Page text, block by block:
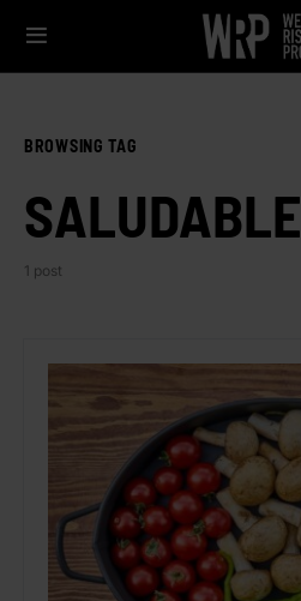
BROWSING TAG
SALUDABLE
1 post